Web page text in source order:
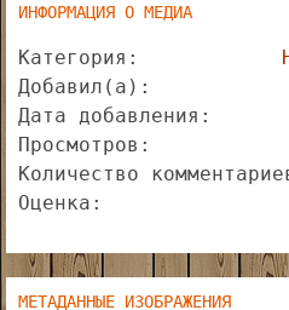
ИНФОРМАЦИЯ О МЕДИА
Категория
Добавил(а)
Дата добавления
Просмотров
Количество
Оценка
МЕТАДАННЫЕ ИЗОБРАЖЕНИЯ